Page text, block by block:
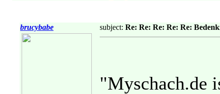
brucybabe subject: Re: Re: Re: Re: Re:
"Myschach.de